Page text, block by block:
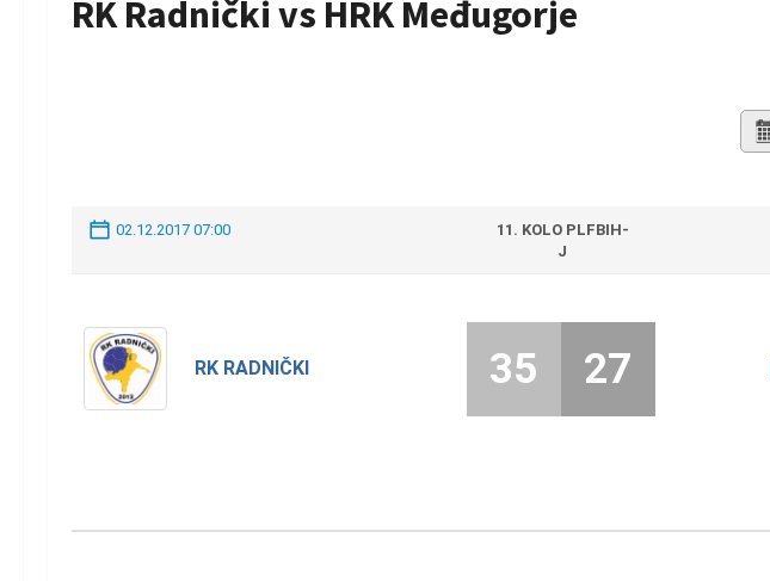
RK Radnički vs HRK Međugorje
02.12.2017 07:00
11. KOLO PLFBIH-
J
RK RADNIČKI 35 27